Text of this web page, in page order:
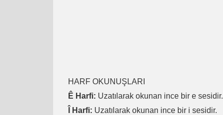
HARF OKUNUŞLARI
Ê Harfi: Uzatılarak okunan ince bir e sesidir.
Î Harfi: Uzatılarak okunan ince bir i sesidir.